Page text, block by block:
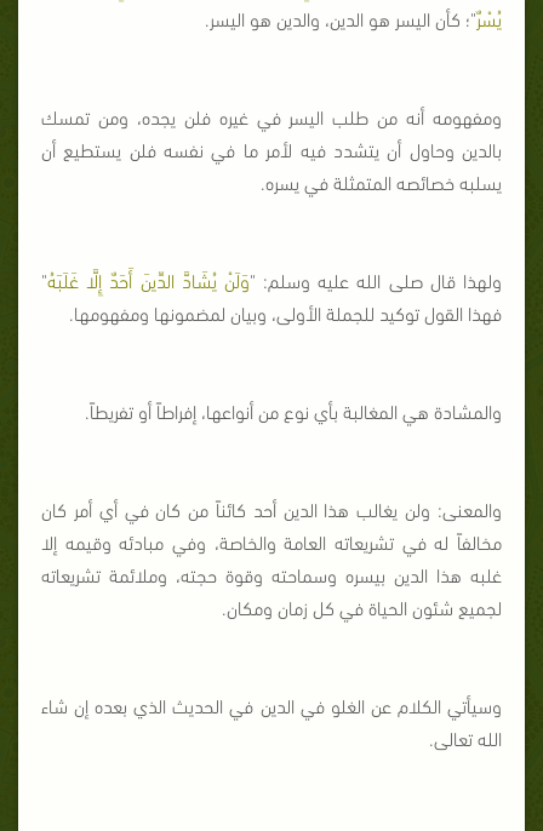
يُسْرٌ"؛ كأن اليسر هو الدين، والدين هو اليسر.
ومفهومه أنه من طلب اليسر في غيره فلن يجده، ومن تمسك
بالدين وحاول أن يتشدد فيه لأمر ما في نفسه فلن يستطيع أن
يسلبه خصائصه المتمثلة في يسره.
ولهذا قال صلى الله عليه وسلم: "وَلَنْ يُشَادَّ الدِّينَ أَحَدٌ إِلَّا غَلَبَهُ"
فهذا القول توكيد للجملة الأولى، وبيان لمضمونها ومفهومها.
والمشادة هي المغالبة بأي نوع من أنواعها، إفراطاً أو تفريطاً.
والمعنى: ولن يغالب هذا الدين أحد كائناً من كان في أي أمر كان
مخالفاً له في تشريعاته العامة والخاصة، وفي مبادئه وقيمه إلا
غلبه هذا الدين بيسره وسماحته وقوة حجته، وملائمة تشريعاته
لجميع شئون الحياة في كل زمان ومكان.
وسيأتي الكلام عن الغلو في الدين في الحديث الذي بعده إن شاء
الله تعالى.